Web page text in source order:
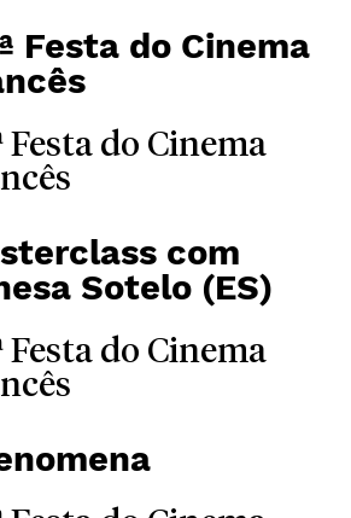
Festa do Cinema
Festa do Cinema
com
Sotelo (ES)
Festa do Cinema